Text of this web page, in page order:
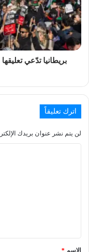
بريطانيا تدّعي
اترك تعليقاً
لن يتم نشر عنوان بريدك
الاسم *